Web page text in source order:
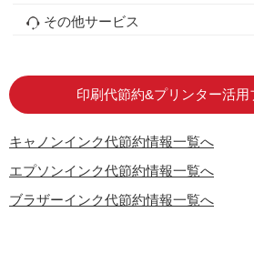
初心者用セット
キャノンインク
エプソンインク
ブラザーインク
詰め替えインク
互換インクボトル
互換インクカートリッジ
再生インクカートリッジ
トナーカートリッジ
その他サービス
印刷代節約&プリンター活用
キャノンインク代節約情報一覧へ
エプソンインク代節約情報一覧へ
ブラザーインク代節約情報一覧へ